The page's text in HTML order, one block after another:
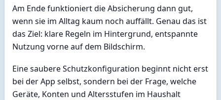
Am Ende funktioniert die Absicherung dann gut,
wenn sie im Alltag kaum noch auffällt. Genau das ist
das Ziel: klare Regeln im Hintergrund, entspannte
Nutzung vorne auf dem Bildschirm.
Eine saubere Schutzkonfiguration beginnt nicht erst
bei der App selbst, sondern bei der Frage, welche
Geräte, Konten und Altersstufen im Haushalt